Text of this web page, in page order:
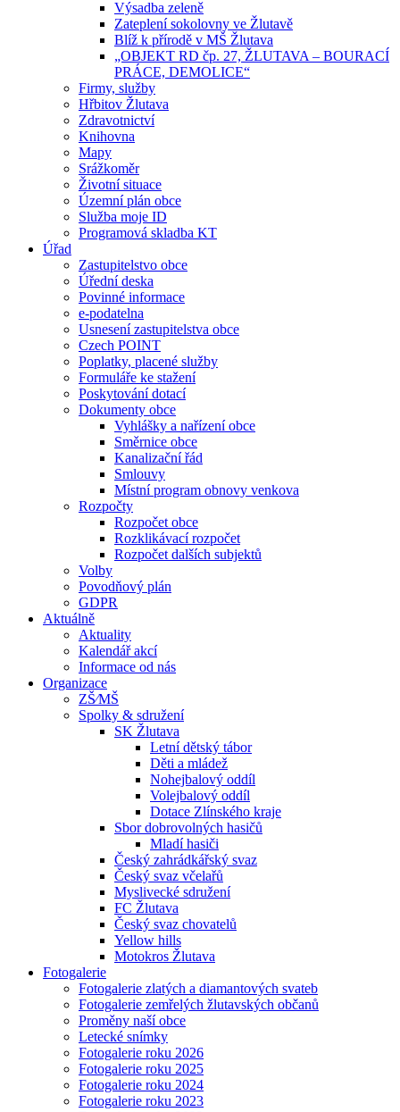
Výsadba zeleně
Zateplení sokolovny ve Žlutavě
Blíž k přírodě v MŠ Žlutava
„OBJEKT RD čp. 27, ŽLUTAVA – BOURACÍ
PRÁCE, DEMOLICE“
Firmy, služby
Hřbitov Žlutava
Zdravotnictví
Knihovna
Mapy
Srážkoměr
Životní situace
Územní plán obce
Služba moje ID
Programová skladba KT
Úřad
Zastupitelstvo obce
Úřední deska
Povinné informace
e-podatelna
Usnesení zastupitelstva obce
Czech POINT
Poplatky, placené služby
Formuláře ke stažení
Poskytování dotací
Dokumenty obce
Vyhlášky a nařízení obce
Směrnice obce
Kanalizační řád
Smlouvy
Místní program obnovy venkova
Rozpočty
Rozpočet obce
Rozklikávací rozpočet
Rozpočet dalších subjektů
Volby
Povodňový plán
GDPR
Aktuálně
Aktuality
Kalendář akcí
Informace od nás
Organizace
ZŠ⁄MŠ
Spolky & sdružení
SK Žlutava
Letní dětský tábor
Děti a mládež
Nohejbalový oddíl
Volejbalový oddíl
Dotace Zlínského kraje
Sbor dobrovolných hasičů
Mladí hasiči
Český zahrádkářský svaz
Český svaz včelařů
Myslivecké sdružení
FC Žlutava
Český svaz chovatelů
Yellow hills
Motokros Žlutava
Fotogalerie
Fotogalerie zlatých a diamantových svateb
Fotogalerie zemřelých žlutavských občanů
Proměny naší obce
Letecké snímky
Fotogalerie roku 2026
Fotogalerie roku 2025
Fotogalerie roku 2024
Fotogalerie roku 2023